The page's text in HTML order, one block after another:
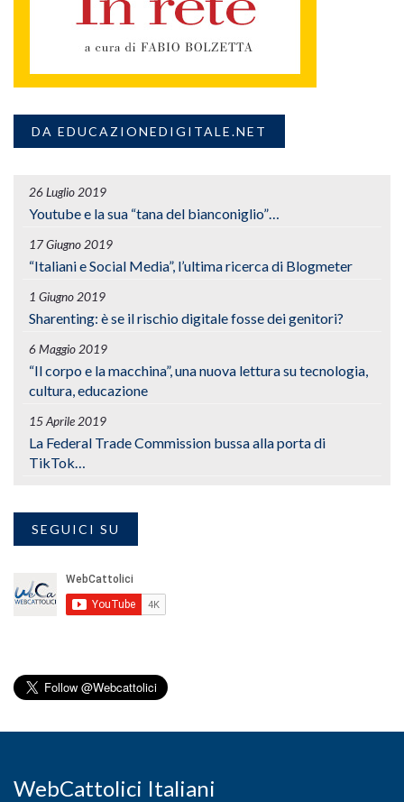
DA EDUCAZIONEDIGITALE.NET
26 Luglio 2019
Youtube e la sua “tana del bianconiglio”…
17 Giugno 2019
“Italiani e Social Media”, l’ultima ricerca di Blogmeter
1 Giugno 2019
Sharenting: è se il rischio digitale fosse dei genitori?
6 Maggio 2019
“Il corpo e la macchina”, una nuova lettura su tecnologia,
cultura, educazione
15 Aprile 2019
La Federal Trade Commission bussa alla porta di
TikTok…
SEGUICI SU
WebCattolici Italiani